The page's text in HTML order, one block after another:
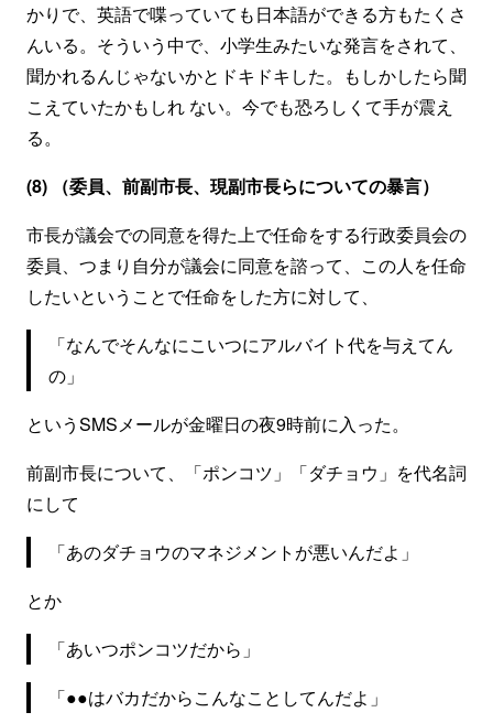
かりで、英語で喋っていても日本語ができる方もたくさ
んいる。そういう中で、小学生みたいな発言をされて、
聞かれるんじゃないかとドキドキした。もしかしたら聞
こえていたかもしれ ない。今でも恐ろしくて手が震え
る。
(8) （委員、前副市長、現副市長らについての暴言）
市長が議会での同意を得た上で任命をする行政委員会の
委員、つまり自分が議会に同意を諮って、この人を任命
したいということで任命をした方に対して、
「なんでそんなにこいつにアルバイト代を与えてん
の」
というSMSメールが金曜日の夜9時前に入った。
前副市長について、「ポンコツ」「ダチョウ」を代名詞
にして
「あのダチョウのマネジメントが悪いんだよ」
とか
「あいつポンコツだから」
「●●はバカだからこんなことしてんだよ」